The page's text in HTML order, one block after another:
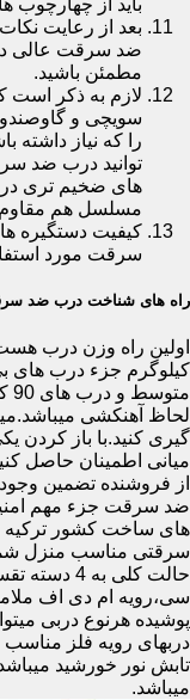
باید از
بعد از رعایت
ضد سرقت عالی
مطمئن باشید.
لازم به ذکر
سویچی و
را که نیاز داشته
توانید درب ضد
های ضخیم تری در
مسلسل هم
کیفیت دستگیره
سرقت مورد
راه های شناخت درب ضد
لحاظ آهنکشی
گیری کنید.با باز کردن
میانی اطمینان حاصل
از فروشنده تضمین
ضد سرقت جزء مهم
های ساخت کشور ترکیه
سرقتی مناسب منزل
حالت کلی
سی،رویه ام دی اف
پوشیده هرنوع دربی
دربهای رویه فلز
تابش نور خورشید
میباشد.